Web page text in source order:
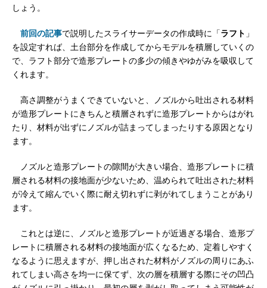
しょう。
前回の記事で説明したスライサーデータの作成時に「ラフト 」
を設定すれば、土台部分を作成してからモデルを積層していくの
で、ラフト部分で造形プレートの多少の傾きやゆがみを吸収して
くれます。
高さ調整がうまくできていないと、ノズルから吐出される材料
が造形プレートにきちんと積層されずに造形プレートからはがれ
たり、材料が出ずにノズルが詰まってしまったりする原因となり
ます。
ノズルと造形プレートの隙間が大きい場合、造形プレートに積
層される材料の接地面が少ないため、温められて吐出された材料
が冷えて縮んでいく際に耐え切れずに剥がれてしまうことがあり
ます。
これとは逆に、ノズルと造形プレートが近過ぎる場合、造形プ
レートに積層される材料の接地面が広くなるため、定着しやすく
なるように思えますが、押し出された材料がノズルの周りにあふ
れてしまい高さを均一に保てず、次の層を積層する際にその凹凸